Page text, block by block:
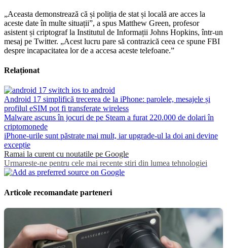
„Aceasta demonstrează că și poliția de stat și locală are acces la
aceste date în multe situații”, a spus Matthew Green, profesor
asistent și criptograf la Institutul de Informații Johns Hopkins, într-un
mesaj pe Twitter. „Acest lucru pare să contrazică ceea ce spune FBI
despre incapacitatea lor de a accesa aceste telefoane.”
Relaționat
Android 17 simplifică trecerea de la iPhone: parolele, mesajele și
profilul eSIM pot fi transferate wireless
Malware ascuns în jocuri de pe Steam a furat 220.000 de dolari în
criptomonede
iPhone-urile sunt păstrate mai mult, iar upgrade-ul la doi ani devine
excepție
Ramai la curent cu noutatile pe Google
Urmareste-ne pentru cele mai recente stiri din lumea tehnologiei
Articole recomandate parteneri